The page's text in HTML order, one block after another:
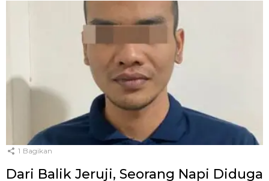
1 Bagikan
Dari Balik Jeruji, Seorang Napi Diduga